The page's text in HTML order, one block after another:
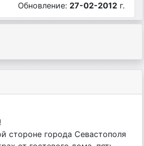
Обновление: 27-02-2012 г.
стороне города Севастополя